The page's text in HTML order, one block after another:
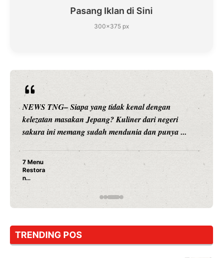
Pasang Iklan di Sini
300×375 px
NEWS TNG– Siapa yang tidak kenal dengan
kelezatan masakan Jepang? Kuliner dari negeri
sakura ini memang sudah mendunia dan punya ...
7 Menu
Restora
n
Jepang
yang
Dicoba,
Cuma
Sushi!
TRENDING POS